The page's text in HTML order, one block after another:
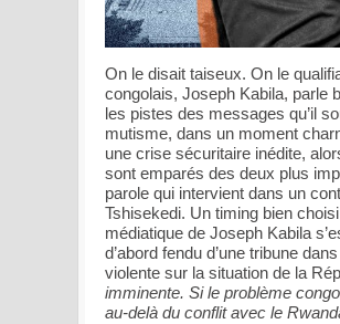
On le disait taiseux. On le
congolais, Joseph Kabila, parle
les pistes des messages qu’il
mutisme, dans un moment
une crise sécuritaire inédite,
sont emparés des deux plus
parole qui intervient dans un
Tshisekedi. Un timing bien
médiatique de Joseph Kabila
d’abord fendu d’une tribune
violente sur la situation de la
imminente. Si le problème
au-delà du conflit avec le